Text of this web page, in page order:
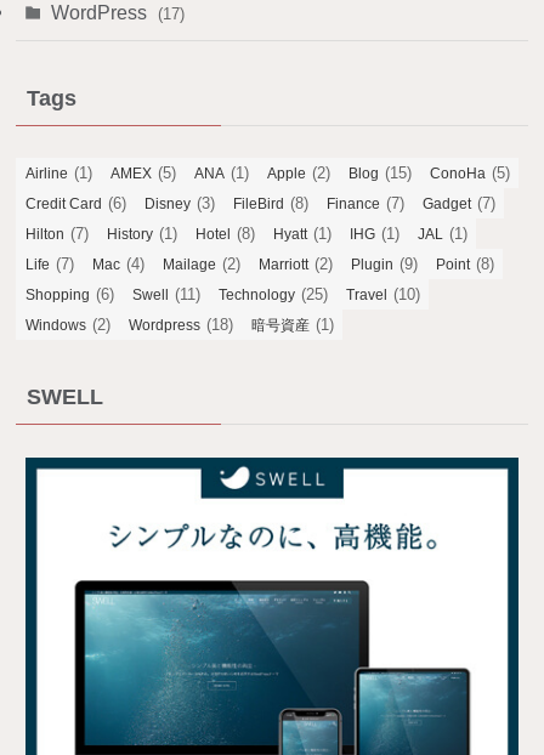
WordPress (17)
Tags
Airline (1) AMEX (5) ANA (1) Apple (2) Blog (15) ConoHa (5)
Credit Card (6) Disney (3) FileBird (8) Finance (7) Gadget (7)
Hilton (7) History (1) Hotel (8) Hyatt (1) IHG (1) JAL (1)
Life (7) Mac (4) Mailage (2) Marriott (2) Plugin (9) Point (8)
Shopping (6) Swell (11) Technology (25) Travel (10)
Windows (2) Wordpress (18) 暗号資産 (1)
SWELL